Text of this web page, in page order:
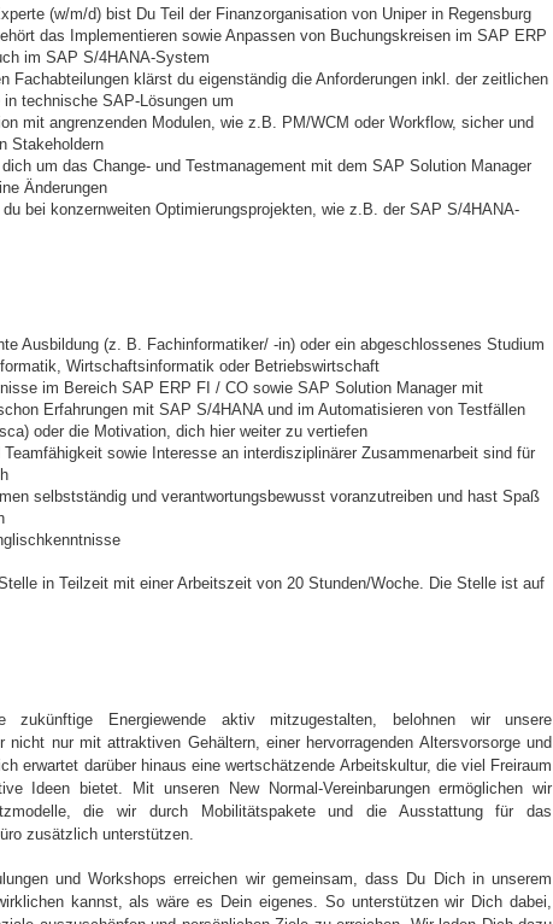
(w/m/d) bist Du Teil der Finanzorganisation von Uniper in Regensburg
das Implementieren sowie Anpassen von Buchungskreisen im SAP ERP
im SAP S/4HANA-System
Fachabteilungen klärst du eigenständig die Anforderungen inkl. der zeitlichen
technische SAP-Lösungen um
mit angrenzenden Modulen, wie z.B. PM/WCM oder Workflow, sicher und
Stakeholdern
um das Change- und Testmanagement mit dem SAP Solution Manager
Änderungen
du bei konzernweiten Optimierungsprojekten, wie z.B. der SAP S/4HANA-
Ausbildung (z. B. Fachinformatiker/ -in) oder ein abgeschlossenes Studium
Wirtschaftsinformatik oder Betriebswirtschaft
im Bereich SAP ERP FI / CO sowie SAP Solution Manager mit
Erfahrungen mit SAP S/4HANA und im Automatisieren von Testfällen
oder die Motivation, dich hier weiter zu vertiefen
sowie Interesse an interdisziplinärer Zusammenarbeit sind für
selbstständig und verantwortungsbewusst voranzutreiben und hast Spaß
in Teilzeit mit einer Arbeitszeit von 20 Stunden/Woche. Die Stelle ist auf
zukünftige Energiewende aktiv mitzugestalten, belohnen wir unsere
nicht nur mit attraktiven Gehältern, einer hervorragenden Altersvorsorge und
erwartet darüber hinaus eine wertschätzende Arbeitskultur, die viel Freiraum
Ideen bietet. Mit unseren New Normal-Vereinbarungen ermöglichen wir
die wir durch Mobilitätspakete und die Ausstattung für das
zusätzlich unterstützen.
und Workshops erreichen wir gemeinsam, dass Du Dich in unserem
kannst, als wäre es Dein eigenes. So unterstützen wir Dich dabei,